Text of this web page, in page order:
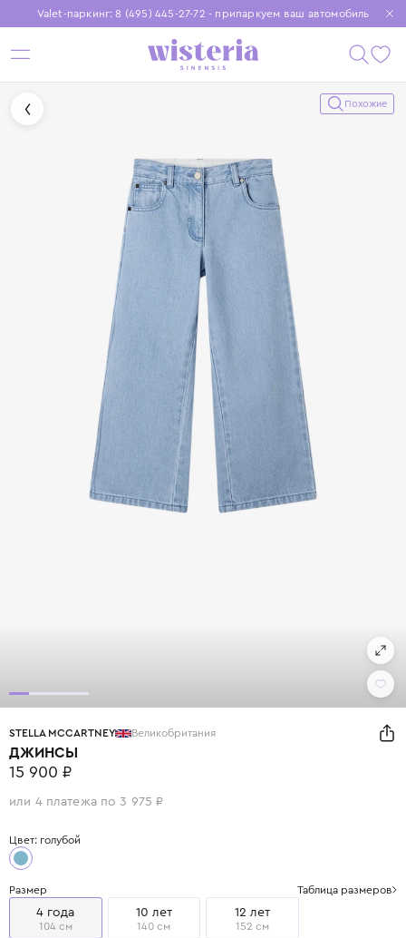
Valet-паркинг: 8 (495) 445-27-72 - припаркуем ваш автомобиль
Бесплатная доставка при заказе от 15 000 ₽
Установите приложение, чтобы покупки были еще удобнее
Похожие
STELLA MCCARTNEY Великобритания
ДЖИНСЫ
15 900 ₽
или 4 платежа по 3 975 ₽
Цвет: голубой
Размер Таблица размеров
4 года
104 см
10 лет
140 см
12 лет
152 см